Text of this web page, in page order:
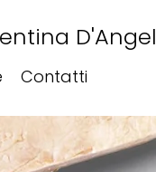
Contatti